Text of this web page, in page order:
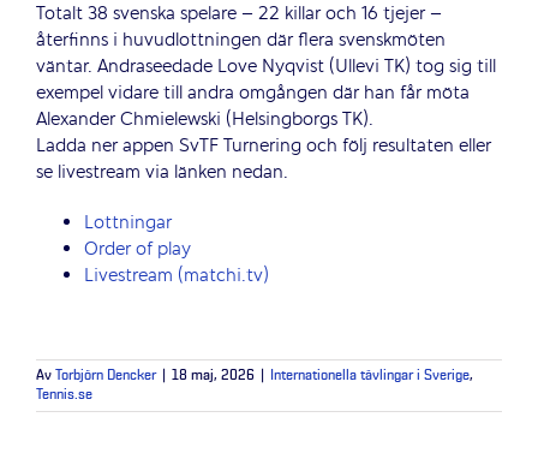
Totalt 38 svenska spelare – 22 killar och 16 tjejer –
återfinns i huvudlottningen där flera svenskmöten
väntar. Andraseedade Love Nyqvist (Ullevi TK) tog sig till
exempel vidare till andra omgången där han får möta
Alexander Chmielewski (Helsingborgs TK).
Ladda ner appen SvTF Turnering och följ resultaten eller
se livestream via länken nedan.
Lottningar
Order of play
Livestream (matchi.tv)
Av Torbjörn Dencker 18 maj, 2026 Internationella tävlingar i Sverige,
Tennis.se